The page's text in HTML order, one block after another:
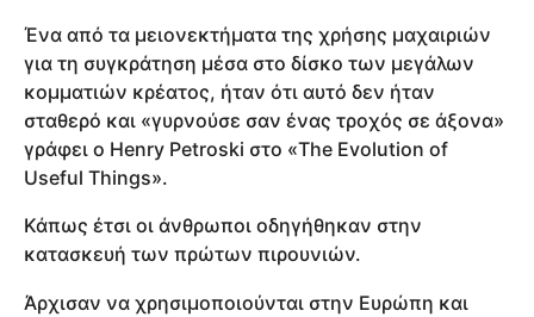
Ένα από τα μειονεκτήματα της χρήσης μαχαιριών
για τη συγκράτηση μέσα στο δίσκο των μεγάλων
κομματιών κρέατος, ήταν ότι αυτό δεν ήταν
σταθερό και «γυρνούσε σαν ένας τροχός σε άξονα»
γράφει ο Henry Petroski στο «The Evolution of
Useful Things».
Κάπως έτσι οι άνθρωποι οδηγήθηκαν στην
κατασκευή των πρώτων πιρουνιών.
Άρχισαν να χρησιμοποιούνται στην Ευρώπη και